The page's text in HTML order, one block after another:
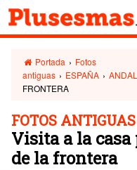
Portada › Fotos
antiguas › ESPAÑA ›
FRONTERA
FOTOS ANTIGUAS
Visita a la casa
de la frontera